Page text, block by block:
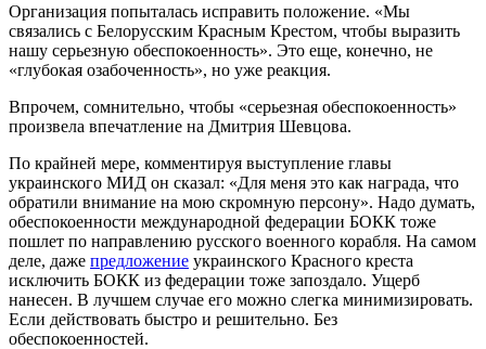
Организация попыталась исправить положение. «Мы
связались с Белорусским Красным Крестом, чтобы выразить
нашу серьезную обеспокоенность». Это еще, конечно, не
«глубокая озабоченность», но уже реакция.
Впрочем, сомнительно, чтобы «серьезная обеспокоенность»
произвела впечатление на Дмитрия Шевцова.
По крайней мере, комментируя выступление главы
украинского МИД он сказал: «Для меня это как награда, что
обратили внимание на мою скромную персону». Надо думать,
обеспокоенности международной федерации БОКК тоже
пошлет по направлению русского военного корабля. На самом
деле, даже предложение украинского Красного креста
исключить БОКК из федерации тоже запоздало. Ущерб
нанесен. В лучшем случае его можно слегка минимизировать.
Если действовать быстро и решительно. Без
обеспокоенностей.